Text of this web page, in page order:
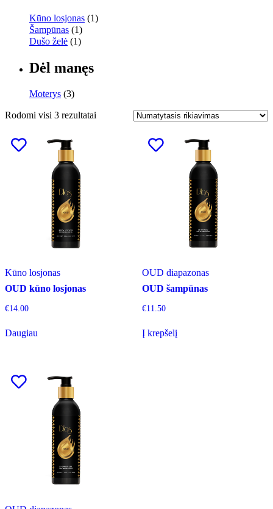
Kūno losjonas (1)
Šampūnas (1)
Dušo želė (1)
Dėl manęs
Moterys (3)
Rodomi visi 3 rezultatai
Kūno losjonas
OUD kūno losjonas
€14.00
Daugiau
OUD diapazonas
OUD šampūnas
€11.50
Į krepšelį